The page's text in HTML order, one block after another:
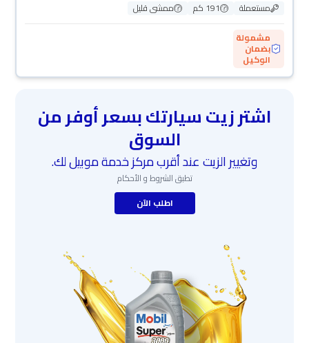
مستعملة 191 كم
ممشى قليل
مشمولة
بضمان
الوكيل
اشتر زيت سيارتك بسعر أوفر من
السوق
وتغيير الزيت عند أقرب مركز خدمة موبيل لك.
تطبق الشروط و الأحكام
اطلب الآن